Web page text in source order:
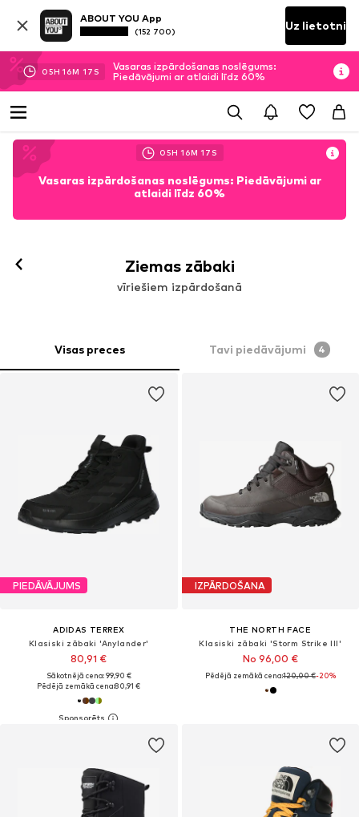
ABOUT YOU App
(152 700) Uz lietotni
05H 16M 16 S
Vasaras izpārdošanas noslēgums:
Piedāvājumi ar atlaidi līdz 60%
05H 16M 16 S
Vasaras izpārdošanas noslēgums: Piedāvājumi ar
atlaidi līdz 60%
Ziemas zābaki
vīriešiem izpārdošanā
Visas preces Tavi piedāvājumi 4
PIEDĀVĀJUMS
ADIDAS TERREX
Klasiski zābaki 'Anylander'
80,91 €
Sākotnējā cena: 99,90 €
Pēdējā zemākā cena:80,91 €
IZPĀRDOŠANA
THE NORTH FACE
Klasiski zābaki 'Storm Strike III'
No 96,00 €
Pēdējā zemākā cena:120,00 €-20%